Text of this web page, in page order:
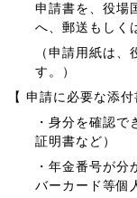
申請書を、役場
へ、郵送もしく
（申請用紙は
す。）
【 申請に必要な添付
・身分を確認
証明書など）
・年金番号が
バーカード等個